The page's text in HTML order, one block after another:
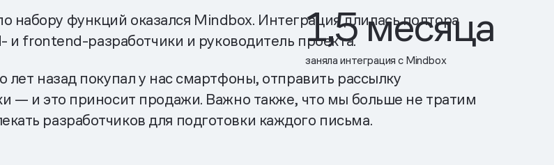
1,5 месяца
заняла интеграция с Mindbox
функций оказался Mindbox. Интеграция длилась полтора
frontend-разработчики и руководитель проекта.
назад покупал у нас смартфоны, отправить рассылку
— и это приносит продажи. Важно также, что мы больше не тратим
разработчиков для подготовки каждого письма.